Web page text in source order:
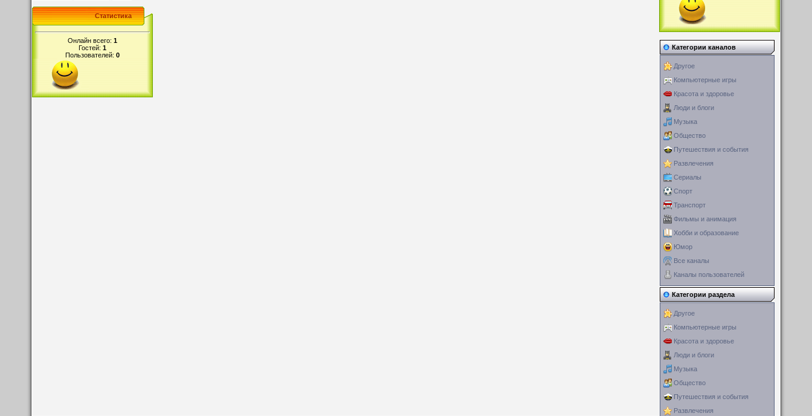
Статистика
Онлайн всего: 1
Гостей: 1
Пользователей: 0
Категории каналов
Другое
Компьютерные игры
Красота и здоровье
Люди и блоги
Музыка
Общество
Путешествия и события
Развлечения
Сериалы
Спорт
Транспорт
Фильмы и анимация
Хобби и образование
Юмор
Все каналы
Каналы пользователей
Категории раздела
Другое
Компьютерные игры
Красота и здоровье
Люди и блоги
Музыка
Общество
Путешествия и события
Развлечения